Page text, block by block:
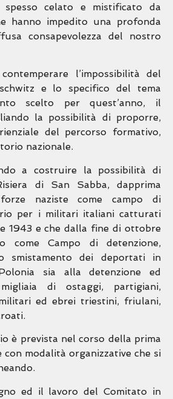
celato e mistificato da
hanno impedito una profonda
consapevolezza del nostro
l’impossibilità del
e lo specifico del tema
scelto per quest’anno, il
la possibilità di proporre,
del percorso formativo,
nazionale.
a costruire la possibilità di
di San Sabba, dapprima
naziste come campo di
per i militari italiani catturati
1943 e che dalla fine di ottobre
come Campo di detenzione,
smistamento dei deportati in
sia alla detenzione ed
migliaia di ostaggi, partigiani,
ed ebrei triestini, friulani,
è prevista nel corso della prima
con modalità organizzative che si
ed il lavoro del Comitato in